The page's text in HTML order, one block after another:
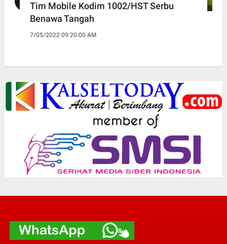
Tim Mobile Kodim 1002/HST Serbu
Benawa Tangah
7/05/2022 09:20:00 AM